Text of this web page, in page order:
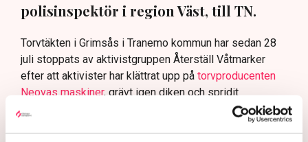
polisinspektör i region Väst, till TN.
Torvtäkten i Grimsås i Tranemo kommun har sedan 28
juli stoppats av aktivistgruppen Återställ Våtmarker
efter att aktivister har klättrat upp på torvproducenten
Neovas maskiner, grävt igen diken och spridit
Aktivisterna klättrar upp på